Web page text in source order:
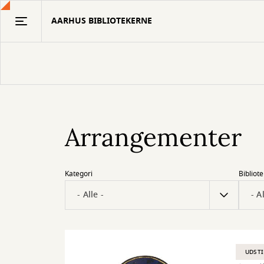
Gå
AARHUS BIBLIOTEKERNE
Arrangementer
Kategori